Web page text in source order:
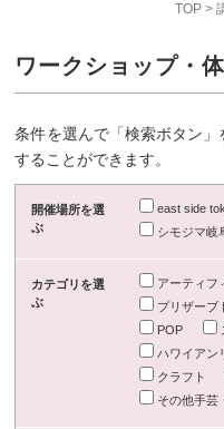
TOP>
ワークショップ・
条件を選んで「検索ボタン
することができます。
開催場所を選
ぶ
east side
シモジマ岐
カテゴリを選
ぶ
アーティフ
プリザーブ
POP
ハワイアン
クラフト
その他手芸